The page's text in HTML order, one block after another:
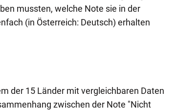
mussten, welche Note sie in der
(in Österreich: Deutsch) erhalten
der 15 Länder mit vergleichbaren Daten
zwischen der Note "Nicht